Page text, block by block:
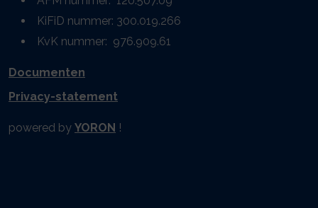
KiFiD nummer: 300.019.266
KvK nummer: 976.909.61
Documenten
Privacy-statement
powered by YORON !